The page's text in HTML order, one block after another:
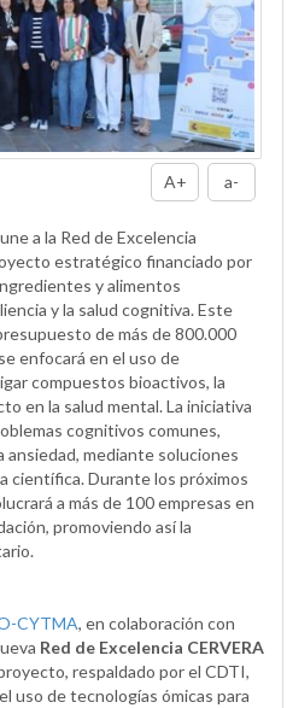
A+ a-
a la Red de Excelencia
estratégico financiado por
y alimentos
y la salud cognitiva. Este
de más de 800.000
enfocará en el uso de
compuestos bioactivos, la
en la salud mental. La iniciativa
cognitivos comunes,
ansiedad, mediante soluciones
científica. Durante los próximos
a más de 100 empresas en
promoviendo así la
CYTMA, en colaboración con
Red de Excelencia CERVERA
respaldado por el CDTI,
uso de tecnologías ómicas para